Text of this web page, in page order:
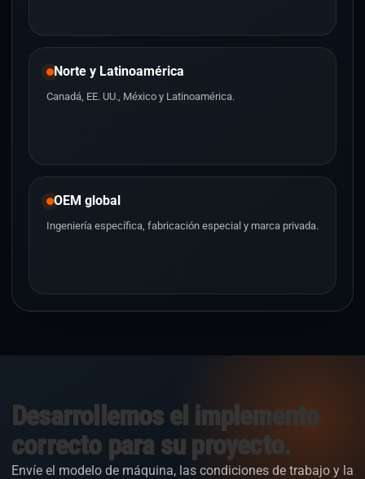
Norte y Latinoamérica
Canadá, EE. UU., México y Latinoamérica.
OEM global
Ingeniería específica, fabricación especial y marca privada.
Desarrollemos el implemento
correcto para su proyecto.
Envíe el modelo de máquina, las condiciones de trabajo y la